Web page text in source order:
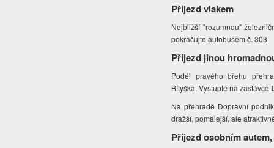
Příjezd vlakem
Nejbližší "rozumnou"
pokračujte autobusem č. 303.
Příjezd jinou
Podél pravého břehu
Bítýška. Vystupte na zastávce
Na přehradě Dopravní
dražší, pomalejší, ale
Příjezd osobním